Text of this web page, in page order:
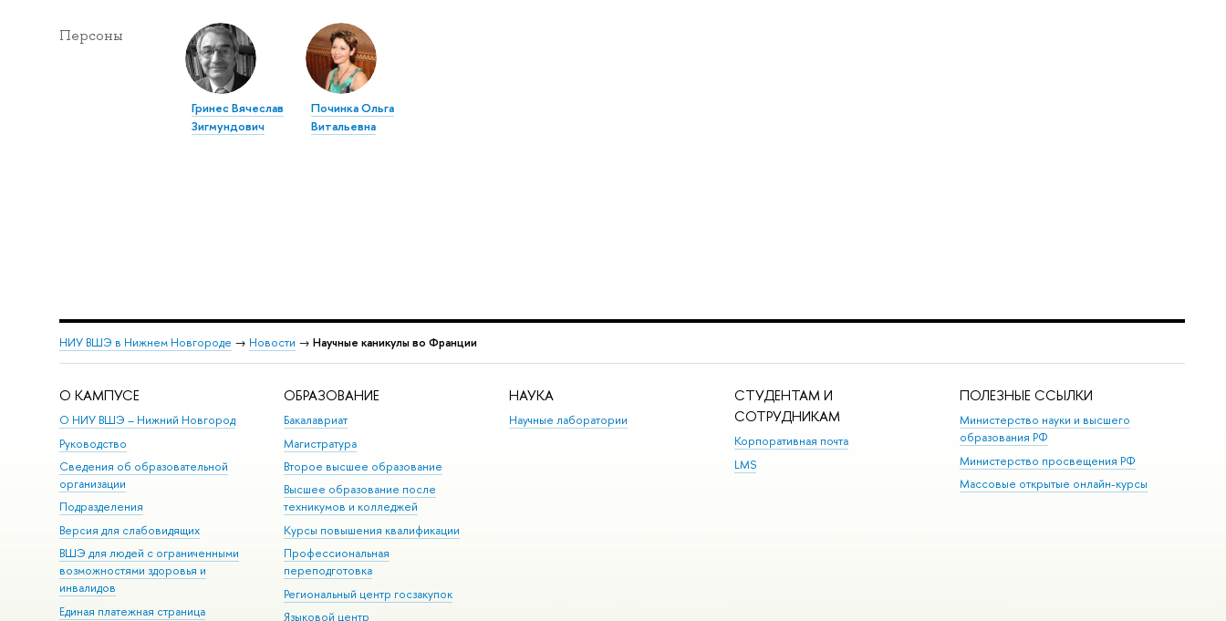
Персоны
Гринес Вячеслав
Зигмундович
Починка Ольга
Витальевна
НИУ ВШЭ в Нижнем Новгороде → Новости → Научные каникулы во Франции
О КАМПУСЕ
О НИУ ВШЭ – Нижний Новгород
Руководство
Сведения об образовательной
организации
Подразделения
Версия для слабовидящих
ВШЭ для людей с ограниченными
возможностями здоровья и
инвалидов
Единая платежная страница
ОБРАЗОВАНИЕ
Бакалавриат
Магистратура
Второе высшее образование
Высшее образование после
техникумов и колледжей
Курсы повышения квалификации
Профессиональная
переподготовка
Региональный центр госзакупок
Языковой центр
НАУКА
Научные лаборатории
СТУДЕНТАМ И
СОТРУДНИКАМ
Корпоративная почта
LMS
ПОЛЕЗНЫЕ ССЫЛКИ
Министерство науки и высшего
образования РФ
Министерство просвещения РФ
Массовые открытые онлайн-курсы